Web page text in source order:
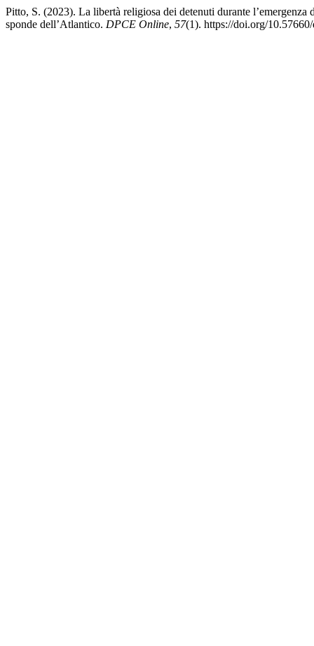
Pitto, S. (2023). La libertà religiosa dei detenuti durante
sponde dell’Atlantico. DPCE Online, 57(1). https://doi.org/